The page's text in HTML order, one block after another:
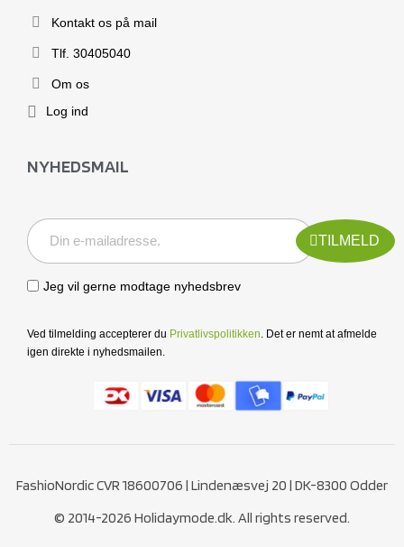
Kontakt os på mail
Tlf. 30405040
Om os
Log ind
NYHEDSMAIL
TILMELD
Jeg vil gerne modtage nyhedsbrev
Ved tilmelding accepterer du Privatlivspolitikken. Det er nemt at afmelde
igen direkte i nyhedsmailen.
FashioNordic CVR 18600706 | Lindenæsvej 20 | DK-8300 Odder
© 2014-2026 Holidaymode.dk. All rights reserved.